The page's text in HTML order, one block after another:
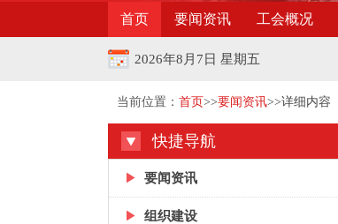
首页 要闻资讯 工会概况
2026年8月7日 星期五
当前位置： 首页>>要闻资讯>>详细内容
快捷导航
要闻资讯
组织建设